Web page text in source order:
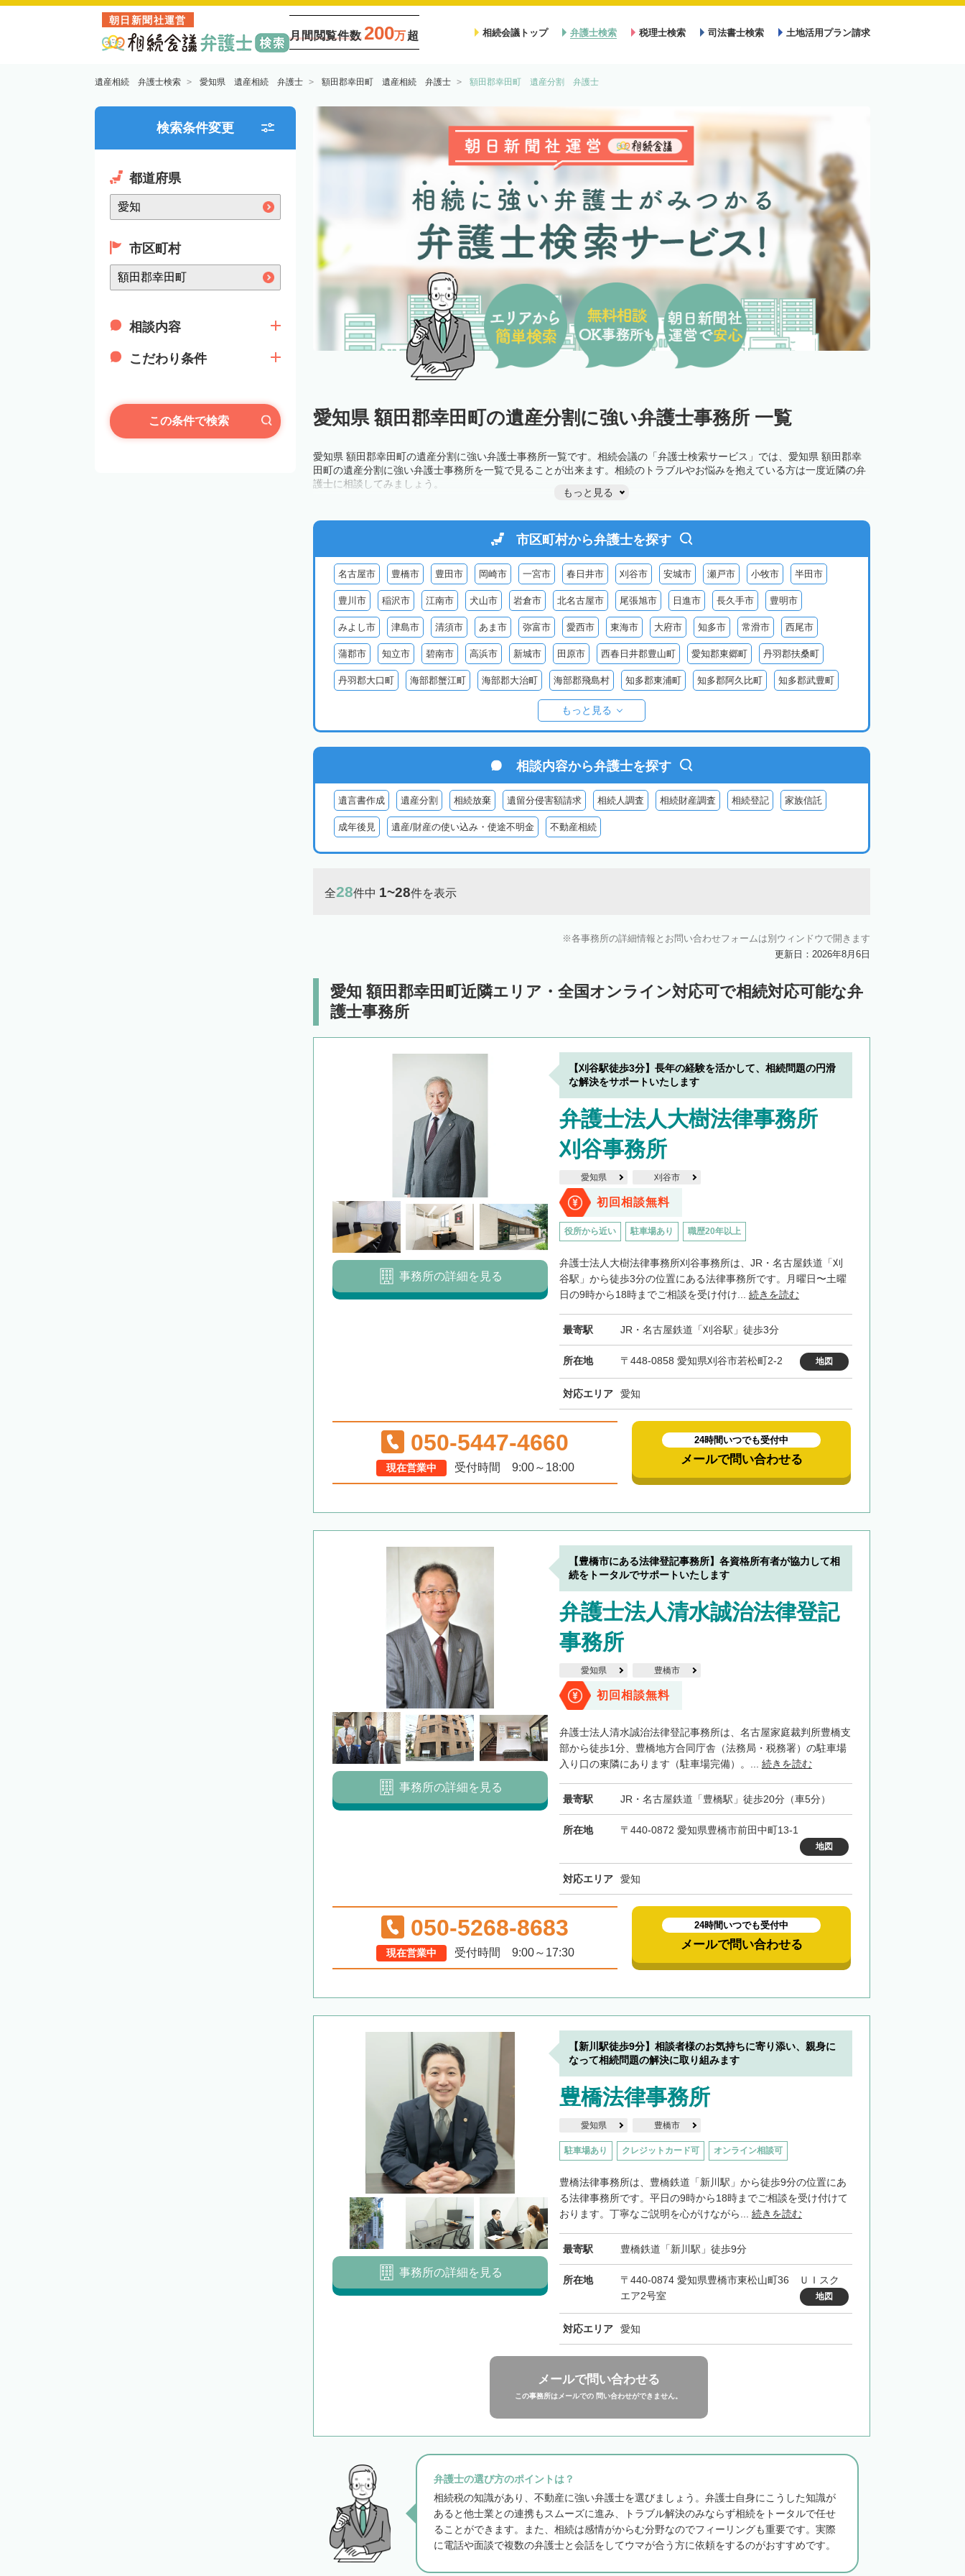
朝日新聞社運営
月間閲覧件数 200万超 相続会議トップ 弁護士検索 税理士検索 司法書士検索 土地活用プラン請求
遺産相続 弁護士検索 愛知県 遺産相続 弁護士 額田郡幸田町 遺産相続 弁護士 額田郡幸田町 遺産分割 弁護士
検索条件変更
都道府県
市区町村
相談内容
こだわり条件
この条件で検索 愛知県 額田郡幸田町の遺産分割に強い弁護士事務所 一覧
愛知県 額田郡幸田町の遺産分割に強い弁護士事務所一覧です。相続会議の「弁護士検索サービス」では、愛知県 額田郡幸
田町の遺産分割に強い弁護士事務所を一覧で見ることが出来ます。相続のトラブルやお悩みを抱えている方は一度近隣の弁
護士に相談してみましょう。
もっと見る
市区町村から弁護士を探す
名古屋市 豊橋市 豊田市 岡崎市 一宮市 春日井市 刈谷市 安城市 瀬戸市 小牧市 半田市
豊川市 稲沢市 江南市 犬山市 岩倉市 北名古屋市 尾張旭市 日進市 長久手市 豊明市
みよし市 津島市 清須市 あま市 弥富市 愛西市 東海市 大府市 知多市 常滑市 西尾市
蒲郡市 知立市 碧南市 高浜市 新城市 田原市 西春日井郡豊山町 愛知郡東郷町 丹羽郡扶桑町
丹羽郡大口町 海部郡蟹江町 海部郡大治町 海部郡飛島村 知多郡東浦町 知多郡阿久比町 知多郡武豊町
北設楽郡設楽町
もっと見る
相談内容から弁護士を探す
遺言書作成 遺産分割 相続放棄 遺留分侵害額請求 相続人調査 相続財産調査 相続登記 家族信託
成年後見 遺産/財産の使い込み・使途不明金 不動産相続
全28件中 1~28件を表示
各事務所の詳細情報とお問い合わせフォームは別ウィンドウで開きます
更新日：2026年8月6日
愛知 額田郡幸田町近隣エリア・全国オンライン対応可で相続対応可能な弁
護士事務所
【刈谷駅徒歩3分】長年の経験を活かして、相続問題の円滑
な解決をサポートいたします
弁護士法人大樹法律事務所
刈谷事務所
愛知県 刈谷市
初回相談無料
役所から近い 駐車場あり 職歴20年以上
弁護士法人大樹法律事務所刈谷事務所は、JR・名古屋鉄道「刈
谷駅」から徒歩3分の位置にある法律事務所です。月曜日〜土曜
日の9時から18時までご相談を受け付け... 続きを読む
最寄駅 JR・名古屋鉄道「刈谷駅」徒歩3分
所在地 〒448-0858 愛知県刈谷市若松町2-2 地図
対応エリア 愛知
事務所の詳細を見る
050-5447-4660
現在営業中 受付時間 9:00～18:00
24時間いつでも受付中
メールで問い合わせる
【豊橋市にある法律登記事務所】各資格所有者が協力して相
続をトータルでサポートいたします
弁護士法人清水誠治法律登記
事務所
愛知県 豊橋市
初回相談無料
弁護士法人清水誠治法律登記事務所は、名古屋家庭裁判所豊橋支
部から徒歩1分、豊橋地方合同庁舎（法務局・税務署）の駐車場
入り口の東隣にあります（駐車場完備）。... 続きを読む
最寄駅 JR・名古屋鉄道「豊橋駅」徒歩20分（車5分）
所在地 〒440-0872 愛知県豊橋市前田中町13-1
地図
対応エリア 愛知
事務所の詳細を見る
050-5268-8683
現在営業中 受付時間 9:00～17:30
24時間いつでも受付中
メールで問い合わせる
【新川駅徒歩9分】相談者様のお気持ちに寄り添い、親身に
なって相続問題の解決に取り組みます
豊橋法律事務所
愛知県 豊橋市
駐車場あり クレジットカード可 オンライン相談可
豊橋法律事務所は、豊橋鉄道「新川駅」から徒歩9分の位置にあ
る法律事務所です。平日の9時から18時までご相談を受け付けて
おります。丁寧なご説明を心がけながら... 続きを読む
最寄駅 豊橋鉄道「新川駅」徒歩9分
所在地
〒440-0874 愛知県豊橋市東松山町36 ＵＩスク
エア2号室
地図
対応エリア 愛知
事務所の詳細を見る
メールで問い合わせる
この事務所はメールでの 問い合わせができません。
弁護士の選び方のポイントは？
相続税の知識があり、不動産に強い弁護士を選びましょう。弁護士自身にこうした知識が
あると他士業との連携もスムーズに進み、トラブル解決のみならず相続をトータルで任せ
ることができます。また、相続は感情がからむ分野なのでフィーリングも重要です。実際
に電話や面談で複数の弁護士と会話をしてウマが合う方に依頼をするのがおすすめです。